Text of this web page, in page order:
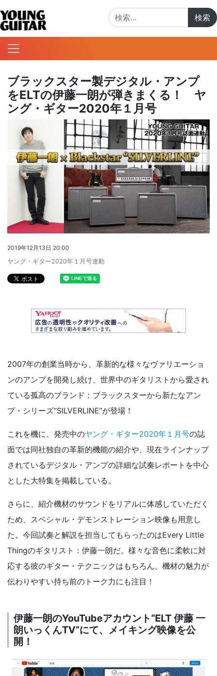
ブラックスター製デジタル・アンプ
をELTの伊藤一朗が弾きまくる！ ヤ
ング・ギター2020年１月号
2019年12月13日 20:00
ヤング・ギター2020年１月号連動
2007年の創業当時から、革新的な様々なヴァリエーショ
ンのアンプを開発し続け、世界中のギタリストから愛され
ている孤高のブランド：ブラックスターから新たなアン
プ・シリーズ“SILVERLINE”が登場！
これを機に、発売中のヤング・ギター2020年１月号の誌
面では同社独自の革新的機能の紹介や、現在ラインナップ
されているデジタル・アンプの詳細な試奏レポートを中心
とした大特集を掲載している。
さらに、紹介機材のサウンドをリアルに体感していただく
ため、スペシャル・デモンストレーション映像も用意し
た。今回試奏と解説を担当してもらったのはEvery Little
Thingのギタリスト：伊藤一朗だ。様々な音色に柔軟に対
応する彼のギター・テクニックはもちろん、機材の魅力が
伝わりやすい持ち前のトーク力にも注目！
伊藤一朗のYouTubeアカウント“ELT 伊藤 一
朗いっくんTV”にて、メイキング映像を公
開！